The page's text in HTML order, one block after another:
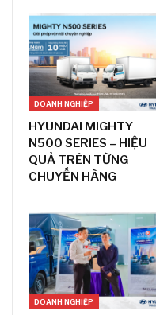
DOANH NGHIỆP
HYUNDAI MIGHTY
N500 SERIES – HIỆU
QUẢ TRÊN TỪNG
CHUYẾN HÀNG
DOANH NGHIỆP